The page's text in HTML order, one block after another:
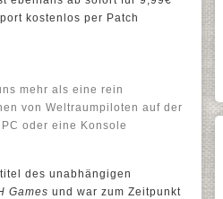
kostenlos per Patch
mehr als eine rein
von Weltraumpiloten auf der
oder eine Konsole
des unabhängigen
Games und war zum Zeitpunkt